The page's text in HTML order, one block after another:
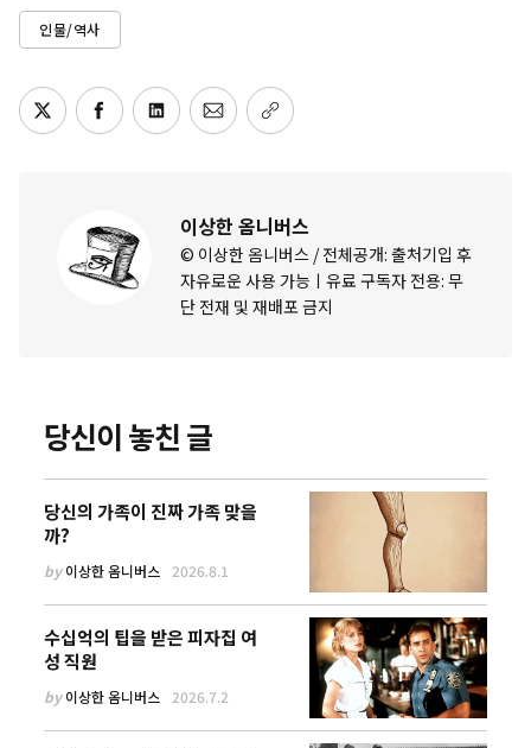
인물/역사
이상한 옴니버스
© 이상한 옴니버스 / 전체공개: 출처기입 후
자유로운 사용 가능ㅣ유료 구독자 전용: 무
단 전재 및 재배포 금지
당신이 놓친 글
당신의 가족이 진짜 가족 맞을
까?
by이상한 옴니버스 2026.8.1
수십억의 팁을 받은 피자집 여
성 직원
by이상한 옴니버스 2026.7.2